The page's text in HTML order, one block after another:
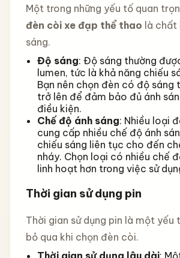
Một trong những yếu tố quan
đèn còi xe đạp thể thao là chất
sáng.
Độ sáng: Độ sáng thường
lumen, tức là khả năng chiếu
Bạn nên chọn đèn có độ sáng
trở lên để đảm bảo đủ ánh
điều kiện.
Chế độ ánh sáng: Nhiều loại
cung cấp nhiều chế độ ánh
chiếu sáng liên tục cho đến
nháy. Chọn loại có nhiều chế
linh hoạt hơn trong việc sử
Thời gian sử dụng pin
Thời gian sử dụng pin là một yếu
bỏ qua khi chọn đèn còi.
Thời gian sử dụng lâu dài: